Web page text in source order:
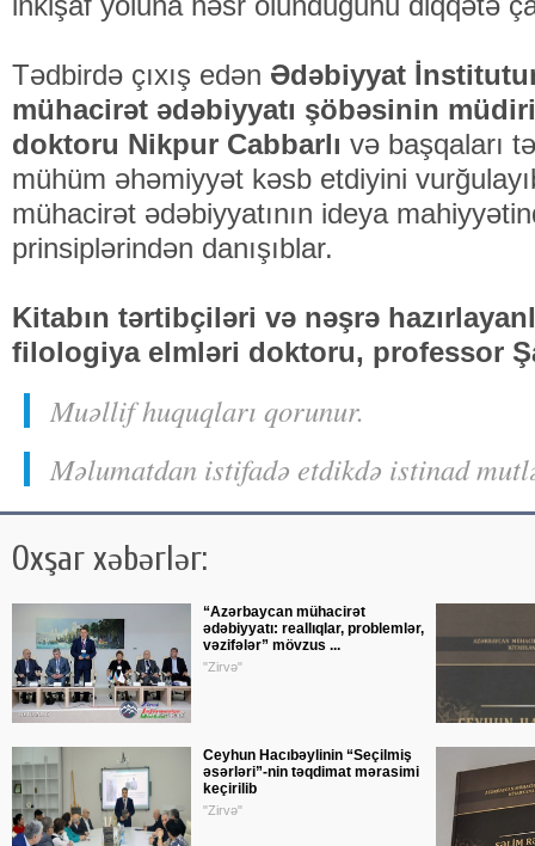
Tədbirdə çıxış edən Ədəbiyyat
mühacirət ədəbiyyatı şöbəsinin
doktoru Nikpur Cabbarlı və başqaları
mühüm əhəmiyyət kəsb etdiyini
mühacirət ədəbiyyatının ideya
prinsiplərindən danışıblar.
Kitabın tərtibçiləri və nəşrə
filologiya elmləri doktoru, professor
Muəllif huquqları qorunur.
Məlumatdan istifadə etdikdə istinad
Oxşar xəbərlər:
“Azərbaycan mühacirət
ədəbiyyatı: reallıqlar, problemlər,
vəzifələr” mövzus ...
"Zirvə"
Ceyhun Hacıbəylinin “Seçilmiş
əsərləri”-nin təqdimat mərasimi
keçirilib
"Zirvə"